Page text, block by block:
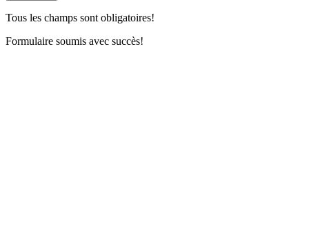
Tous les champs sont obligatoires!
Formulaire soumis avec succès!